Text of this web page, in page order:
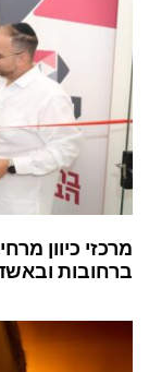
מרכזי כיוון
ברחובות